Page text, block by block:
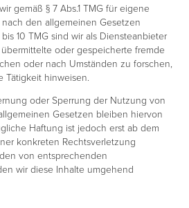
gemäß § 7 Abs.1 TMG für eigene
den allgemeinen Gesetzen
10 TMG sind wir als Diensteanbieter
oder gespeicherte fremde
oder nach Umständen zu forschen,
Tätigkeit hinweisen.
oder Sperrung der Nutzung von
Gesetzen bleiben hiervon
Haftung ist jedoch erst ab dem
konkreten Rechtsverletzung
von entsprechenden
wir diese Inhalte umgehend